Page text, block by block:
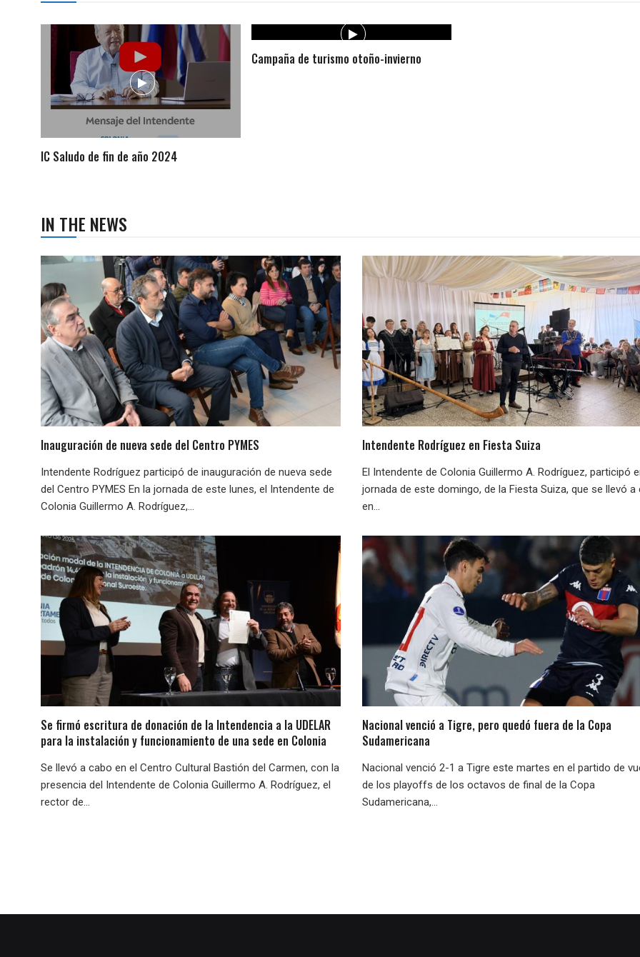
IC Saludo de fin de año 2024
Campaña de turismo otoño-invierno
IN THE NEWS
Inauguración de nueva sede del Centro PYMES
Intendente Rodríguez participó de inauguración de nueva sede
del Centro PYMES En la jornada de este lunes, el Intendente de
Colonia Guillermo A. Rodríguez,...
Intendente Rodríguez en Fiesta Suiza
El Intendente de Colonia Guillermo A. Rodríguez, participó
jornada de este domingo, de la Fiesta Suiza, que se llevó a
en...
Se firmó escritura de donación de la Intendencia a la UDELAR
para la instalación y funcionamiento de una sede en Colonia
Se llevó a cabo en el Centro Cultural Bastión del Carmen, con la
presencia del Intendente de Colonia Guillermo A. Rodríguez, el
rector de...
Nacional venció a Tigre, pero quedó fuera de la Copa
Sudamericana
Nacional venció 2-1 a Tigre este martes en el partido de
de los playoffs de los octavos de final de la Copa
Sudamericana,...